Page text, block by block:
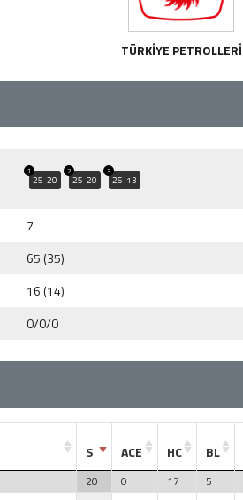
TÜRKİYE PETROLLERİ
1
25-20
2
25-20
3
25-13
7
65 (35)
16 (14)
0/0/0
S ACE HC BL
20 0 17 5